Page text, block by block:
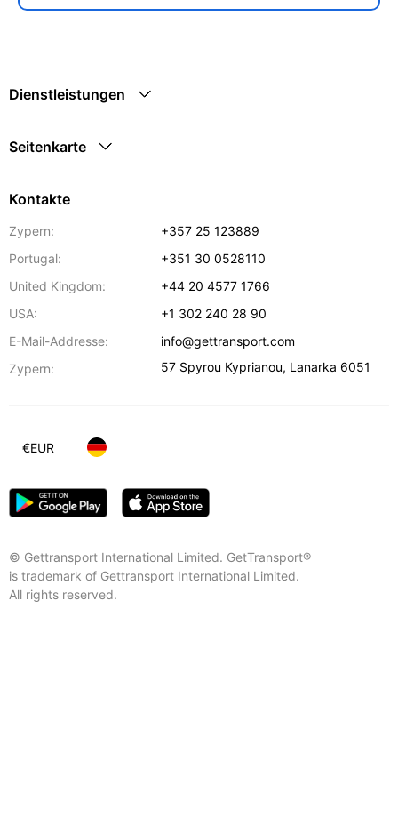
Dienstleistungen
Seitenkarte
Kontakte
Zypern:
+357 25 123889
Portugal:
+351 30 0528110
United Kingdom:
+44 20 4577 1766
USA:
+1 302 240 28 90
E-Mail-Addresse:
info@gettransport.com
Zypern:
57 Spyrou Kyprianou, Lanarka 6051
© Gettransport International Limited. GetTransport®
is trademark of Gettransport International Limited.
All rights reserved.
€EUR